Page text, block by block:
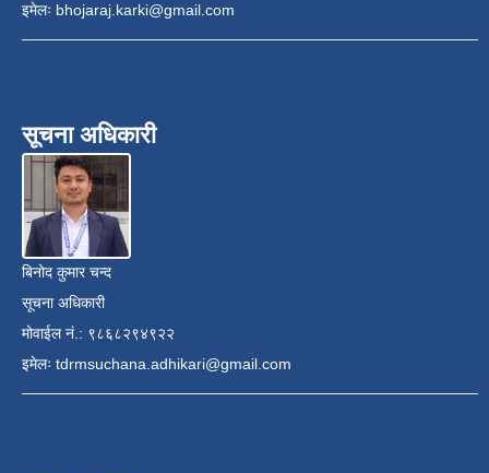
इमेलः bhojaraj.karki@gmail.com
सूचना अधिकारी
बिनोद कुमार चन्द
सूचना अधिकारी
मोवाईल नं.: ९८६८२९४९२२
इमेलः tdrmsuchana.adhikari@gmail.com